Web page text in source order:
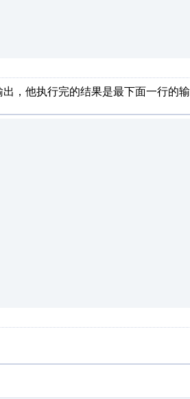
，他执行完的结果是最下面一行的